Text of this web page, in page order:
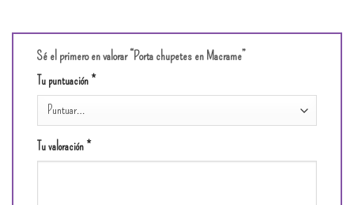
Sé el primero en valorar “Porta chupetes en Macrame”
Tu puntuación *
Tu valoración *